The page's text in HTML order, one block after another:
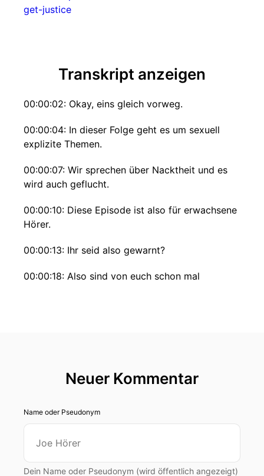
get-justice
Transkript anzeigen
00:00:02: Okay, eins gleich vorweg.
00:00:04: In dieser Folge geht es um sexuell
explizite Themen.
00:00:07: Wir sprechen über Nacktheit und es
wird auch geflucht.
00:00:10: Diese Episode ist also für erwachsene
Hörer.
00:00:13: Ihr seid also gewarnt?
00:00:18: Also sind von euch schon mal
verrückte Sachen passieren.
00:00:30: Lass das mich erklären.
00:00:34: Sie hat Zugriff auf einige ziemlich
Neuer Kommentar
Name oder Pseudonym
Dein Name oder Pseudonym (wird öffentlich angezeigt)